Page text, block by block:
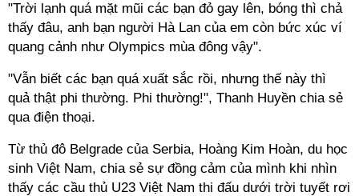
"Trời lạnh quá mặt mũi các bạn đỏ gay lên, bóng thì chả
thấy đâu, anh bạn người Hà Lan của em còn bức xúc ví
quang cảnh như Olympics mùa đông vậy".
"Vẫn biết các bạn quá xuất sắc rồi, nhưng thế này thì
quả thật phi thường. Phi thường!", Thanh Huyền chia sẻ
qua điện thoại.
Từ thủ đô Belgrade của Serbia, Hoàng Kim Hoàn, du học
sinh Việt Nam, chia sẻ sự đồng cảm của mình khi nhìn
thấy các cầu thủ U23 Việt Nam thi đấu dưới trời tuyết rơi